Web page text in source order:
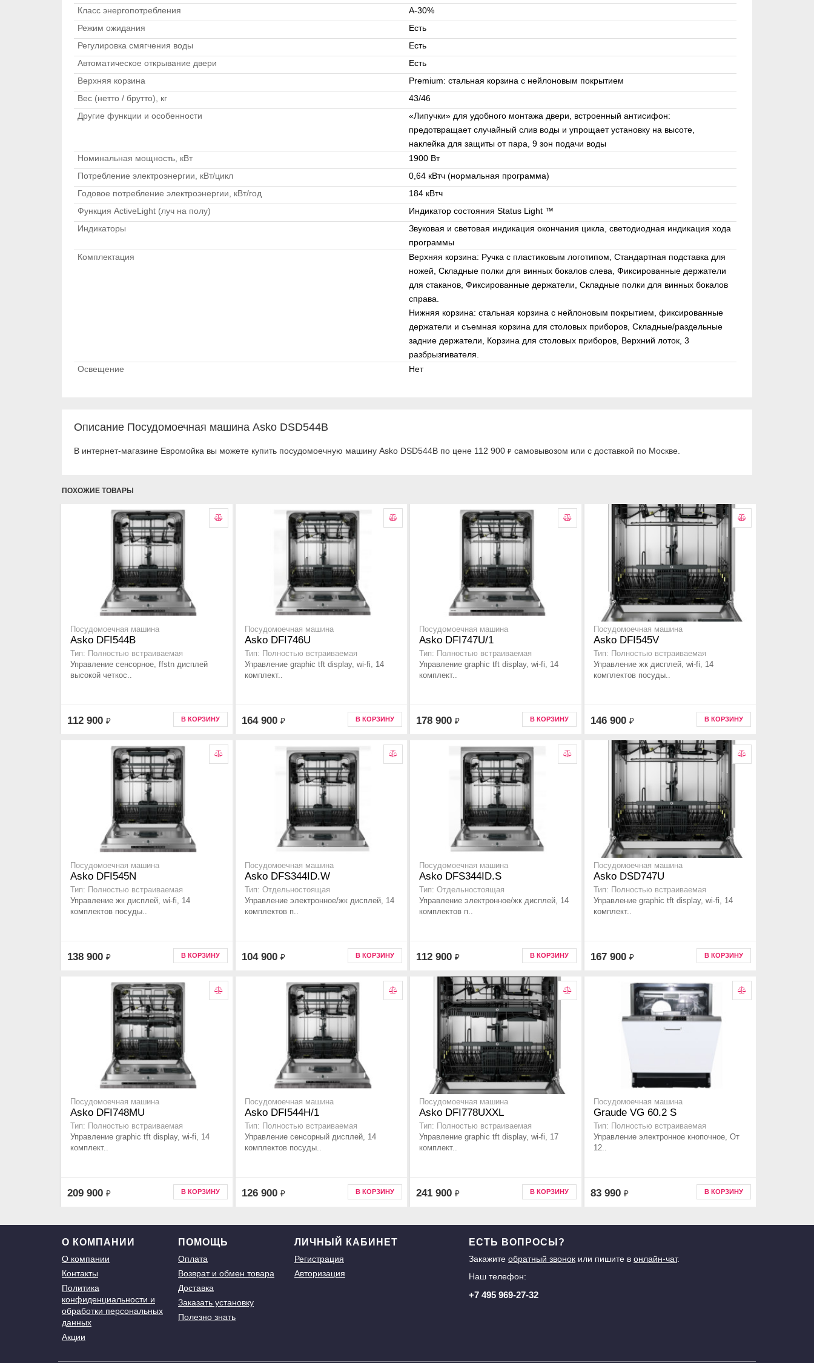
Класс энергопотребления
A-30%
Режим ожидания
Есть
Регулировка смягчения воды
Есть
Автоматическое открывание двери
Есть
Верхняя корзина
Premium: стальная корзина с нейлоновым покрытием
Вес (нетто / брутто), кг
43/46
Другие функции и особенности
«Липучки» для удобного монтажа двери, встроенный антисифон:
предотвращает случайный слив воды и упрощает установку на высоте,
наклейка для защиты от пара, 9 зон подачи воды
Номинальная мощность, кВт
1900 Вт
Потребление электроэнергии, кВт/цикл
0,64 кВтч (нормальная программа)
Годовое потребление электроэнергии, кВт/год
184 кВтч
Функция ActiveLight (луч на полу)
Индикатор состояния Status Light ™
Индикаторы
Звуковая и световая индикация окончания цикла, светодиодная индикация хода
программы
Комплектация
Верхняя корзина: Ручка с пластиковым логотипом, Стандартная подставка для
ножей, Складные полки для винных бокалов слева, Фиксированные держатели
для стаканов, Фиксированные держатели, Складные полки для винных бокалов
справа.
Нижняя корзина: стальная корзина с нейлоновым покрытием, фиксированные
держатели и съемная корзина для столовых приборов, Складные/раздельные
задние держатели, Корзина для столовых приборов, Верхний лоток, 3
разбрызгивателя.
Освещение
Нет
Описание Посудомоечная машина Asko DSD544B
В интернет-магазине Евромойка вы можете купить посудомоечную машину Asko DSD544B по цене 112 900 ₽ самовывозом или с доставкой по Москве.
ПОХОЖИЕ ТОВАРЫ
Посудомоечная машина
Asko DFI544B
Тип: Полностью встраиваемая
Управление сенсорное, ffstn дисплей
высокой четкос..
112 900 ₽ В КОРЗИНУ
Посудомоечная машина
Asko DFI746U
Тип: Полностью встраиваемая
Управление graphic tft display, wi-fi, 14
комплект..
164 900 ₽ В КОРЗИНУ
Посудомоечная машина
Asko DFI747U/1
Тип: Полностью встраиваемая
Управление graphic tft display, wi-fi, 14
комплект..
178 900 ₽ В КОРЗИНУ
Посудомоечная машина
Asko DFI545V
Тип: Полностью встраиваемая
Управление жк дисплей, wi-fi, 14
комплектов посуды..
146 900 ₽ В КОРЗИНУ
Посудомоечная машина
Asko DFI545N
Тип: Полностью встраиваемая
Управление жк дисплей, wi-fi, 14
комплектов посуды..
138 900 ₽ В КОРЗИНУ
Посудомоечная машина
Asko DFS344ID.W
Тип: Отдельностоящая
Управление электронное/жк дисплей, 14
комплектов п..
104 900 ₽ В КОРЗИНУ
Посудомоечная машина
Asko DFS344ID.S
Тип: Отдельностоящая
Управление электронное/жк дисплей, 14
комплектов п..
112 900 ₽ В КОРЗИНУ
Посудомоечная машина
Asko DSD747U
Тип: Полностью встраиваемая
Управление graphic tft display, wi-fi, 14
комплект..
167 900 ₽ В КОРЗИНУ
Посудомоечная машина
Asko DFI748MU
Тип: Полностью встраиваемая
Управление graphic tft display, wi-fi, 14
комплект..
209 900 ₽ В КОРЗИНУ
Посудомоечная машина
Asko DFI544H/1
Тип: Полностью встраиваемая
Управление сенсорный дисплей, 14
комплектов посуды..
126 900 ₽ В КОРЗИНУ
Посудомоечная машина
Asko DFI778UXXL
Тип: Полностью встраиваемая
Управление graphic tft display, wi-fi, 17
комплект..
241 900 ₽ В КОРЗИНУ
Посудомоечная машина
Graude VG 60.2 S
Тип: Полностью встраиваемая
Управление электронное кнопочное, От
12..
83 990 ₽ В КОРЗИНУ
О КОМПАНИИ
О компании
Контакты
Политика
конфиденциальности и
обработки персональных
данных
Акции
ПОМОЩЬ
Оплата
Возврат и обмен товара
Доставка
Заказать установку
Полезно знать
ЛИЧНЫЙ КАБИНЕТ
Регистрация
Авторизация
ЕСТЬ ВОПРОСЫ?
Закажите обратный звонокили пишите в онлайн-чат.
Наш телефон:
+7 495 969-27-32